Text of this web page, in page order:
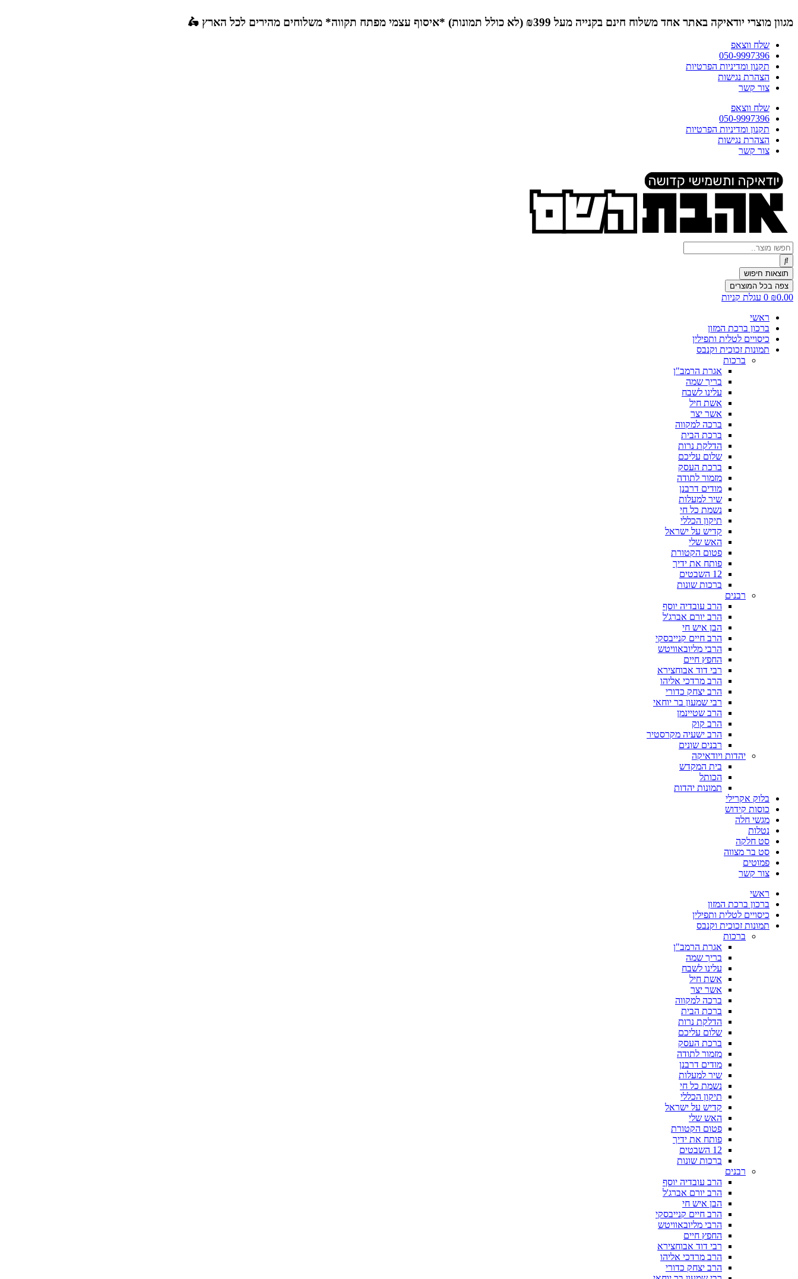
לתוכן
מגוון מוצרי יודאיקה באתר אחד משלוח חינם בקנייה מעל ₪399 (לא כולל תמונות) *איסוף עצמי מפתח תקווה* משלוחים מהירים לכל הארץ 🛵
שלח ווצאפ
050-9997396
תקנון ומדיניות הפרטיות
הצהרת נגישות
צור קשר
שלח ווצאפ
050-9997396
תקנון ומדיניות הפרטיות
הצהרת נגישות
צור קשר
Search
...
תוצאות חיפוש
צפה בכל המוצרים
₪0.00
0 עגלת קניות
ראשי
ברכון ברכת המזון
כיסויים לטלית ותפילין
תמונות זכוכית וקנבס
ברכות
אגרת הרמב"ן
בריך שמה
עלינו לשבח
אשת חיל
אשר יצר
ברכה למקווה
ברכת הבית
הדלקת נרות
שלום עליכם
ברכת העסק
מזמור לתודה
מודים דרבנן
שיר למעלות
נשמת כל חי
תיקון הכללי
קדיש על ישראל
האש שלי
פטום הקטורת
פותח את ידיך
12 השבטים
ברכות שונות
רבנים
הרב עובדיה יוסף
הרב יורם אברג'ל
הבן איש חי
הרב חיים קנייבסקי
הרבי מליובאוויטש
החפץ חיים
רבי דוד אבוחצירא
הרב מרדכי אליהו
הרב יצחק כדורי
רבי שמעון בר יוחאי
הרב שטיינמן
הרב קוק
הרב ישעיה מקרסטיר
רבנים שונים
יהדות ויודאיקה
בית המקדש
הכותל
תמונות יהדות
בלוק אקרילי
כוסות קידוש
מגשי חלה
נטלות
סט חלקה
סט בר מצווה
פמוטים
צור קשר
ראשי
ברכון ברכת המזון
כיסויים לטלית ותפילין
תמונות זכוכית וקנבס
ברכות
אגרת הרמב"ן
בריך שמה
עלינו לשבח
אשת חיל
אשר יצר
ברכה למקווה
ברכת הבית
הדלקת נרות
שלום עליכם
ברכת העסק
מזמור לתודה
מודים דרבנן
שיר למעלות
נשמת כל חי
תיקון הכללי
קדיש על ישראל
האש שלי
פטום הקטורת
פותח את ידיך
12 השבטים
ברכות שונות
רבנים
הרב עובדיה יוסף
הרב יורם אברג'ל
הבן איש חי
הרב חיים קנייבסקי
הרבי מליובאוויטש
החפץ חיים
רבי דוד אבוחצירא
הרב מרדכי אליהו
הרב יצחק כדורי